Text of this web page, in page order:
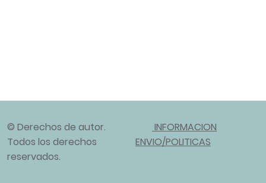
© Derechos de autor.
Todos los derechos
reservados.
INFORMACION
ENVIO/POLITICAS